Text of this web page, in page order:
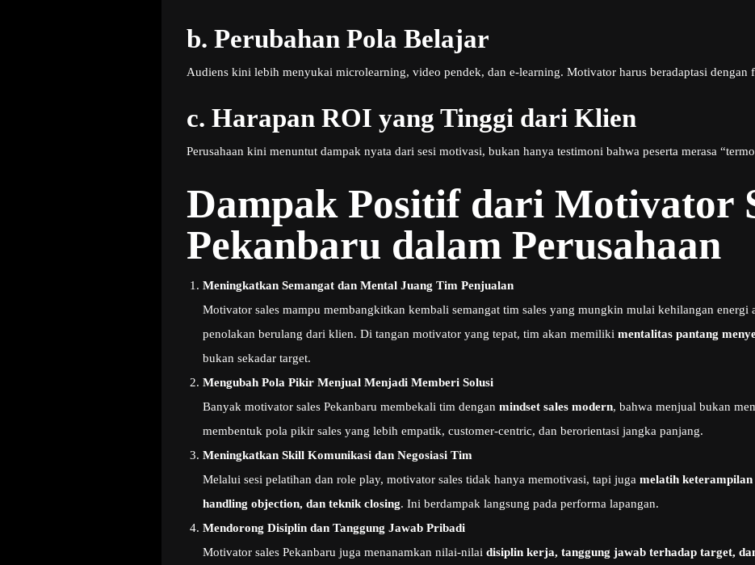
b. Perubahan Pola Belajar
Audiens kini lebih menyukai microlearning, video pendek, dan e-learning. Motivator harus beradaptasi dengan
c. Harapan ROI yang Tinggi dari Klien
Perusahaan kini menuntut dampak nyata dari sesi motivasi, bukan hanya testimoni bahwa peserta merasa
Dampak Positif dari Motivator
Pekanbaru dalam Perusahaan
Meningkatkan Semangat dan Mental Juang Tim Penjualan
Motivator sales mampu membangkitkan kembali semangat tim sales yang mungkin mulai kehilangan energi
penolakan berulang dari klien. Di tangan motivator yang tepat, tim akan memiliki mentalitas pantang
bukan sekadar target.
Mengubah Pola Pikir Menjual Menjadi Memberi Solusi
Banyak motivator sales Pekanbaru membekali tim dengan mindset sales modern, bahwa menjual bukan
membentuk pola pikir sales yang lebih empatik, customer-centric, dan berorientasi jangka panjang.
Meningkatkan Skill Komunikasi dan Negosiasi Tim
Melalui sesi pelatihan dan role play, motivator sales tidak hanya memotivasi, tapi juga melatih
handling objection, dan teknik closing. Ini berdampak langsung pada performa lapangan.
Mendorong Disiplin dan Tanggung Jawab Pribadi
Motivator sales Pekanbaru juga menanamkan nilai-nilai disiplin kerja, tanggung jawab terhadap target,